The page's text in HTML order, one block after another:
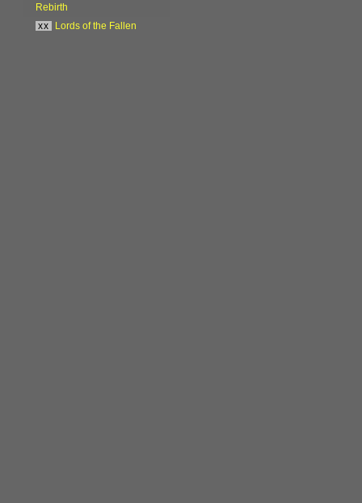
Rebirth
xx
Lords of the Fallen